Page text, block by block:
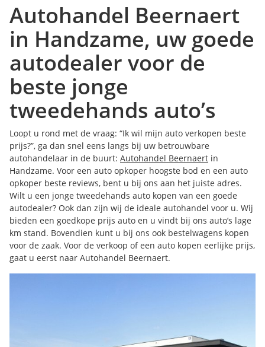
Autohandel Beernaert
in Handzame, uw goede
autodealer voor de
beste jonge
tweedehands auto’s
Loopt u rond met de vraag: “Ik wil mijn auto verkopen beste
prijs?”, ga dan snel eens langs bij uw betrouwbare
autohandelaar in de buurt: Autohandel Beernaert in
Handzame. Voor een auto opkoper hoogste bod en een auto
opkoper beste reviews, bent u bij ons aan het juiste adres.
Wilt u een jonge tweedehands auto kopen van een goede
autodealer? Ook dan zijn wij de ideale autohandel voor u. Wij
bieden een goedkope prijs auto en u vindt bij ons auto’s lage
km stand. Bovendien kunt u bij ons ook bestelwagens kopen
voor de zaak. Voor de verkoop of een auto kopen eerlijke prijs,
gaat u eerst naar Autohandel Beernaert.